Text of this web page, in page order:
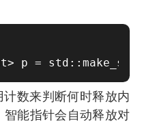
数来判断何时释放内
能指针会自动释放对